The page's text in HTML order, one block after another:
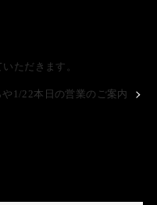
ただきます。
1/22本日の営業のご案内